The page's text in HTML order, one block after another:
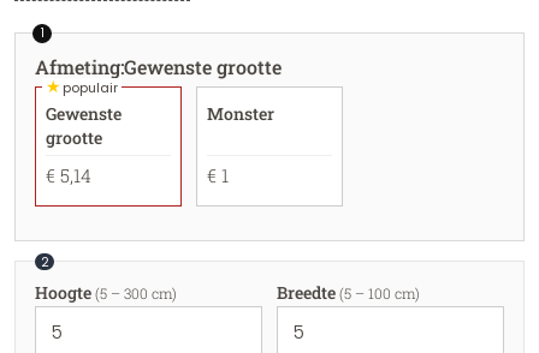
1
Afmeting:Gewenste grootte
★populair
Gewenste
grootte
€ 5,14
Monster
€ 1
2
Hoogte (5 – 300 cm) Breedte (5 – 100 cm)